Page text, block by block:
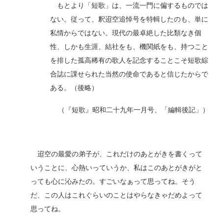
もとより「短歌」は、一流一門に偏するものでは
ない。従って、釈迢空追悼号を特輯したのも、単に
私情からではない。現代の最卓絶した比類なき個
性、しかも生涯、結社をも、機関紙をも、持つこと
を排した孤高稀有の歌人を記念することこそ短歌綜
合誌に課せられた当然の使命であると信じたからで
ある。（後略）
（『短歌』昭和二十九年一月号、「編輯後記」）
迢空の最愛の弟子が、これだけのあとがきを書くって
いうことに、心熱いっていうか、私はこのあとがきがと
っても心に沁みたの。すごいなぁって思ってね。そう
だ、この人はこれぐらいのことはやらなきゃだめよって
思ってね。